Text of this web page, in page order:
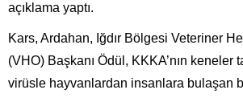
açıklama yaptı.
Kars, Ardahan, Iğdır Bölgesi Veteriner
(VHO) Başkanı Ödül, KKKA’nın keneler
virüsle hayvanlardan insanlara bulaşan